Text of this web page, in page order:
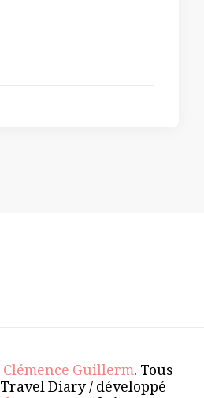
Clémence Guillerm. Tous
Travel Diary / développé